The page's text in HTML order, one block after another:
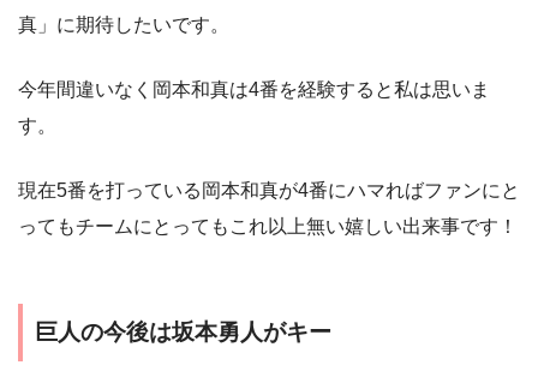
真」に期待したいです。
今年間違いなく岡本和真は4番を経験すると私は思いま
す。
現在5番を打っている岡本和真が4番にハマればファンにと
ってもチームにとってもこれ以上無い嬉しい出来事です！
巨人の今後は坂本勇人がキー